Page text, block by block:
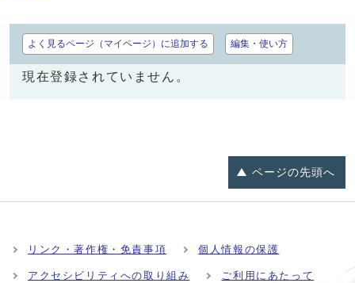
よく見るページ（マイページ）に追加する 編集・使い方
現在登録されていません。
ページの先頭へ
リンク・著作権・免責事項 個人情報の保護
アクセシビリティへの取り組み ご利用にあたって